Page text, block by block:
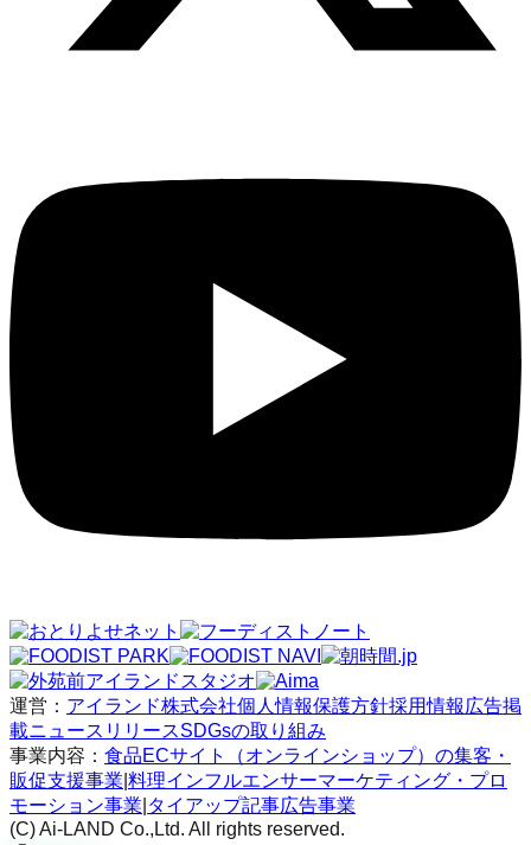
運営： アイランド株式会社個人情報保護方針採用情報 広告掲
載ニュースリリースSDGsの取り組み
事業内容： 食品ECサイト（オンラインショップ）の集客・
販促支援事業 料理インフルエンサーマーケティング・プロ
モーション事業 タイアップ記事広告事業
(C) Ai-LAND Co.,Ltd. All rights reserved.